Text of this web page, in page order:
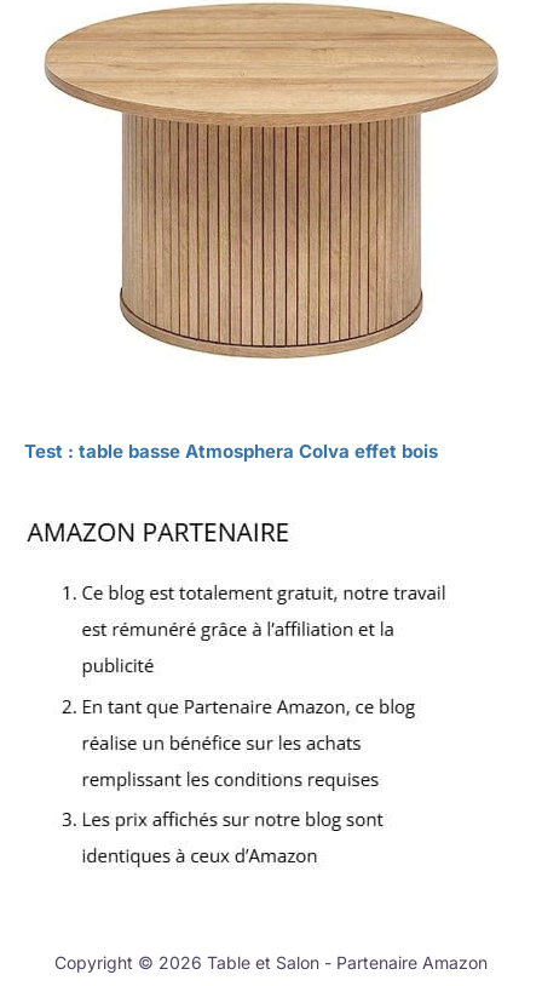
Test : table basse Atmosphera Colva effet bois
Copyright © 2026 Table et Salon - Partenaire Amazon